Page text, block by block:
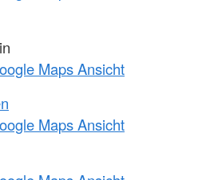
Maps Ansicht
Maps Ansicht